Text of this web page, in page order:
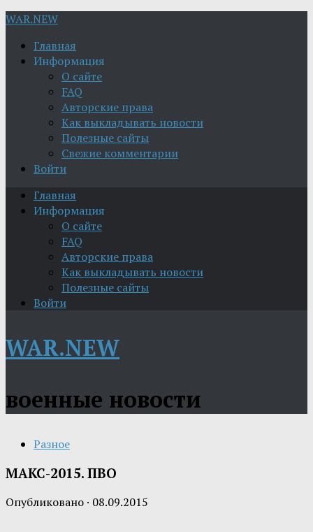
WAR.NEW
Главная
Информация
О сайте
FAQ
Авторские права
Как выкладывать новости
Полезные сайты
Свежие комментарии
Войти
Главная
Информация
О сайте
FAQ
Авторские права
Как выкладывать новости
Полезные сайты
Войти
WAR.NEW
военные новости
Разное
МАКС-2015. ПВО
Опубликовано · 08.09.2015